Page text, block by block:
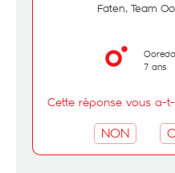
Faten, Team
7 ans
Cette réponse vous a-
NON